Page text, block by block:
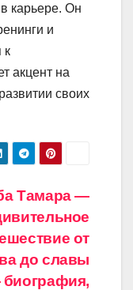
карьере. Он
и
к
акцент на
своих
Тамара —
от
до славы